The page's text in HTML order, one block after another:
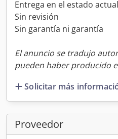
Entrega en el estado
Sin revisión
Sin garantía ni garantía
El anuncio se tradujo
pueden haber producido
Solicitar más
Proveedor